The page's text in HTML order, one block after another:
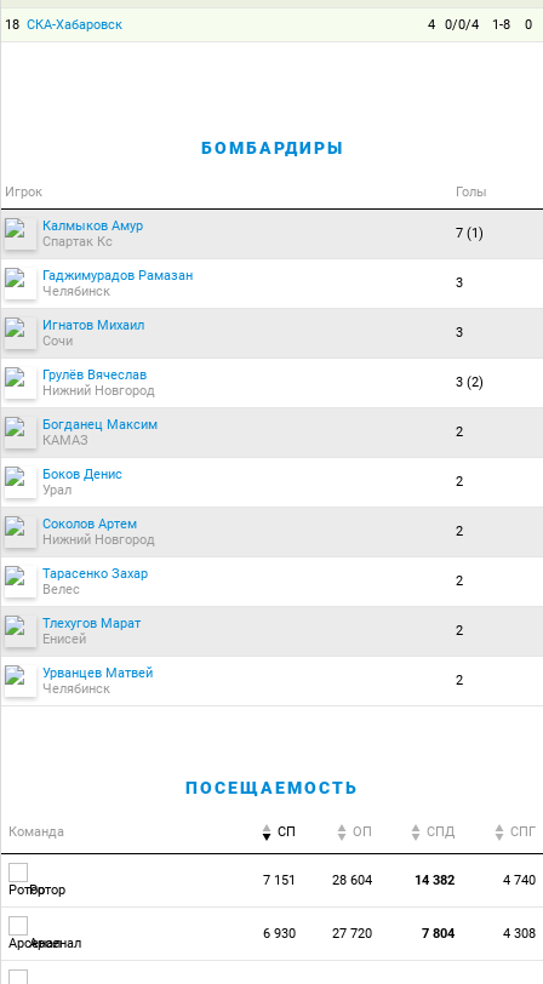
18 СКА-Хабаровск 4 0/0/4 1-8 0
БОМБАРДИРЫ
Игрок Голы
Калмыков Амур
Спартак Кс
7 (1)
Гаджимурадов Рамазан
Челябинск
3
Игнатов Михаил
Сочи
3
Грулёв Вячеслав
Нижний Новгород
3 (2)
Богданец Максим
КАМАЗ
2
Боков Денис
Урал
2
Соколов Артем
Нижний Новгород
2
Тарасенко Захар
Велес
2
Тлехугов Марат
Енисей
2
Урванцев Матвей
Челябинск
2
ПОСЕЩАЕМОСТЬ
Команда СП ОП CПД CПГ
Ротор
7 151 28 604 14 382 4 740
Арсенал
6 930 27 720 7 804 4 308